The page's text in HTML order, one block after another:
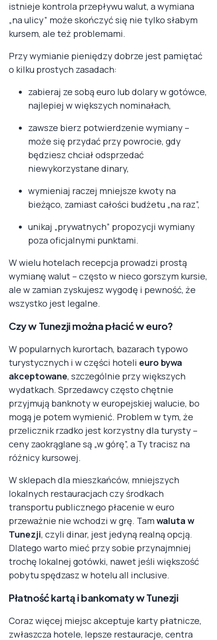
istnieje kontrola przepływu walut, a wymiana
„na ulicy” może skończyć się nie tylko słabym
kursem, ale też problemami.
Przy wymianie pieniędzy dobrze jest pamiętać
o kilku prostych zasadach:
zabieraj ze sobą euro lub dolary w gotówce,
najlepiej w większych nominałach,
zawsze bierz potwierdzenie wymiany –
może się przydać przy powrocie, gdy
będziesz chciał odsprzedać
niewykorzystane dinary,
wymieniaj raczej mniejsze kwoty na
bieżąco, zamiast całości budżetu „na raz”,
unikaj „prywatnych” propozycji wymiany
poza oficjalnymi punktami.
W wielu hotelach recepcja prowadzi prostą
wymianę walut – często w nieco gorszym kursie,
ale w zamian zyskujesz wygodę i pewność, że
wszystko jest legalne.
Czy w Tunezji można płacić w euro?
W popularnych kurortach, bazarach typowo
turystycznych i w części hoteli euro bywa
akceptowane, szczególnie przy większych
wydatkach. Sprzedawcy często chętnie
przyjmują banknoty w europejskiej walucie, bo
mogą je potem wymienić. Problem w tym, że
przelicznik rzadko jest korzystny dla turysty –
ceny zaokrąglane są „w górę”, a Ty tracisz na
różnicy kursowej.
W sklepach dla mieszkańców, mniejszych
lokalnych restauracjach czy środkach
transportu publicznego płacenie w euro
przeważnie nie wchodzi w grę. Tamwaluta w
Tunezji, czyli dinar, jest jedyną realną opcją.
Dlatego warto mieć przy sobie przynajmniej
trochę lokalnej gotówki, nawet jeśli większość
pobytu spędzasz w hotelu all inclusive.
Płatność kartą i bankomaty w Tunezji
Coraz więcej miejsc akceptuje karty płatnicze,
zwłaszcza hotele, lepsze restauracje, centra